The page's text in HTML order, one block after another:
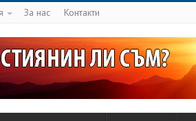
За нас Контакти